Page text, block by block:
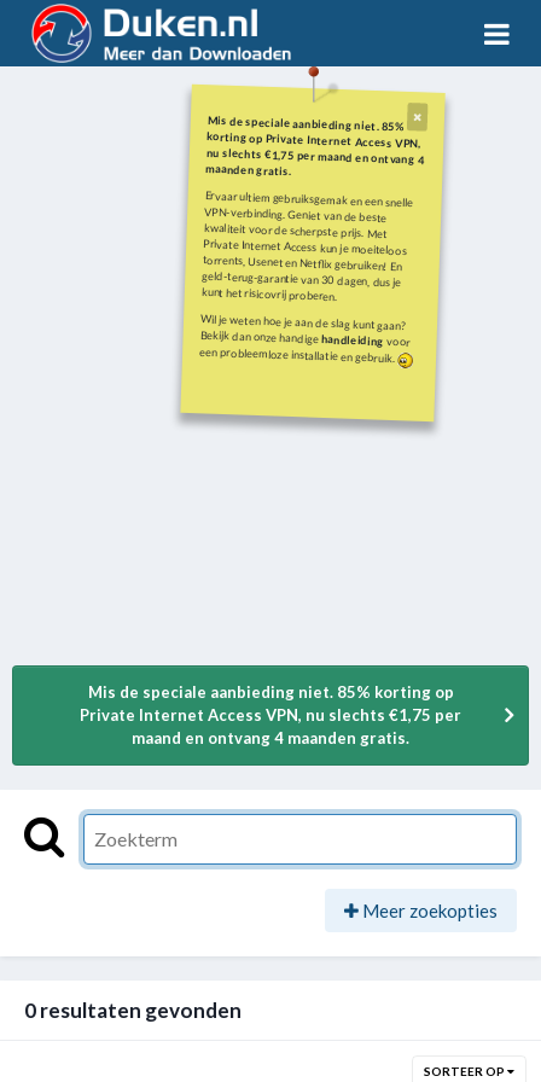
Mis de speciale aanbieding niet. 85%
korting op Private Internet Access VPN,
nu slechts €1,75 per maand en ontvang 4
maanden gratis.
Ervaar ultiem gebruiksgemak en een snelle
VPN-verbinding. Geniet van de beste
kwaliteit voor de scherpste prijs. Met
Private Internet Access kun je moeiteloos
torrents, Usenet en Netflix gebruiken! En
geld-terug-garantie van 30 dagen, dus je
kunt het risicovrij proberen.
Wil je weten hoe je aan de slag kunt gaan?
Bekijk dan onze handigehandleiding voor
een probleemloze installatie en gebruik.
Mis de speciale aanbieding niet. 85% korting op
Private Internet Access VPN, nu slechts €1,75 per
maand en ontvang 4 maanden gratis.
Meer zoekopties
0 resultaten gevonden
SORTEER OP